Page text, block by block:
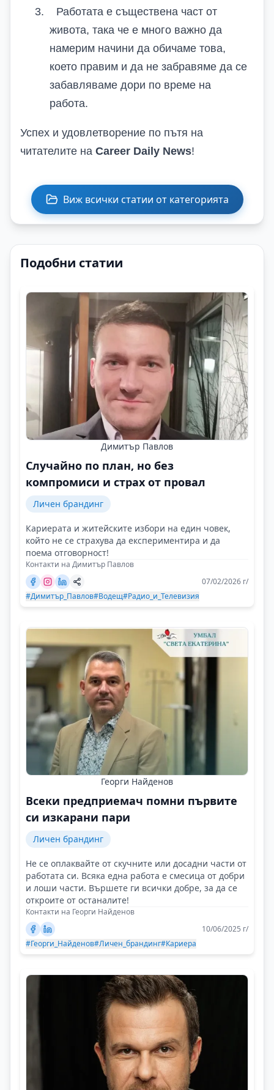
3.
Работата е съществена част от
живота, така че е много важно да
намерим начини да обичаме това,
което правим и да не забравяме да се
забавляваме дори по време на
работа.
Успех и удовлетворение по пътя на
читателите на Career Daily News!
Виж всички статии от категорията
Подобни статии
Димитър Павлов
Случайно по план, но без
компромиси и страх от провал
Личен брандинг
Кариерата и житейските избори на един човек,
който не се страхува да експериментира и да
поема отговорност!
Контакти на Димитър Павлов
07/02/2026 г/
#Димитър_Павлов#Водещ#Радио_и_Телевизия
Георги Найденов
Всеки предприемач помни първите
си изкарани пари
Личен брандинг
Не се оплаквайте от скучните или досадни части от
работата си. Всяка една работа е смесица от добри
и лоши части. Вършете ги всички добре, за да се
откроите от останалите!
Контакти на Георги Найденов
10/06/2025 г/
#Георги_Найденов#Личен_брандинг#Кариера